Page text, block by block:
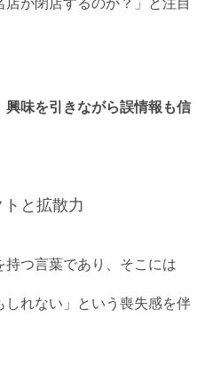
が閉店するのか？」と注目
味を引きながら誤情報も信
トと拡散力
持つ言葉であり、そこには
しれない」という喪失感を伴